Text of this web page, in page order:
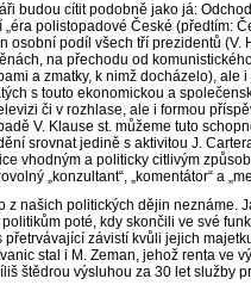
budou cítit podobně jako já:
„éra polistopadové České (předtím:
osobní podíl všech tří prezidentů (V.
na přechodu od
a zmatky, k nimž docházelo),
s touto ekonomickou a
či v rozhlase, ale i formou
V. Klause st. můžeme tuto
srovnat jedině s aktivitou J.
vhodným a politicky citlivým
„konzultant“, „komentátor“ a
z našich politických dějin neznáme.
poté, kdy skončili ve své
přetrvávající závistí kvůli jejich
stal i M. Zeman, jehož renta ve
štědrou výsluhou za 30 let služby